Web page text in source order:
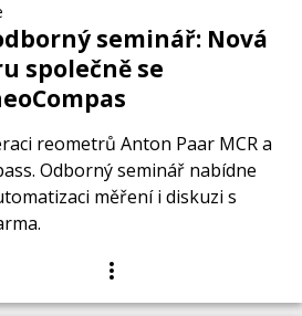
seminář: Nová
společně se
reometrů Anton Paar MCR a
Odborný seminář nabídne
měření i diskuzi s